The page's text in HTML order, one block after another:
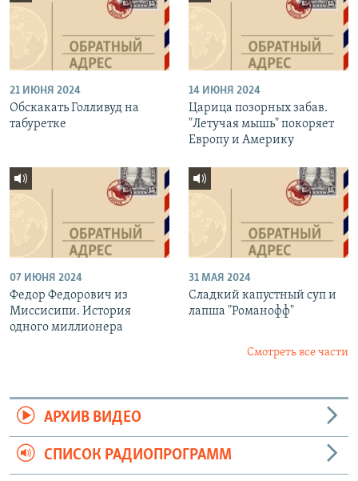
21 ИЮНЯ 2024
Обскакать Голливуд на
табуретке
14 ИЮНЯ 2024
Царица позорных забав.
"Летучая мышь" покоряет
Европу и Америку
07 ИЮНЯ 2024
Федор Федорович из
Миссисипи. История
одного миллионера
31 МАЯ 2024
Сладкий капустный суп и
лапша "Романофф"
Смотреть все части
АРХИВ ВИДЕО
СПИСОК РАДИОПРОГРАММ